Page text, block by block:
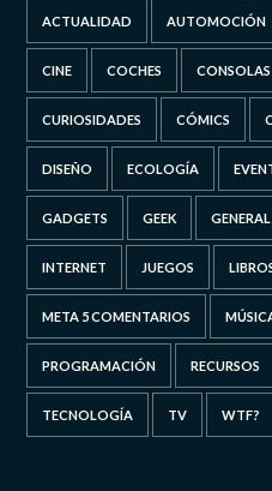
ACTUALIDAD AUTOMOCIÓN
CINE COCHES CONSOLAS
CURIOSIDADES CÓMICS
DISEÑO ECOLOGÍA
GADGETS GEEK GENERAL
INTERNET JUEGOS
META 5 COMENTARIOS
PROGRAMACIÓN RECURSOS
TECNOLOGÍA TV WTF?